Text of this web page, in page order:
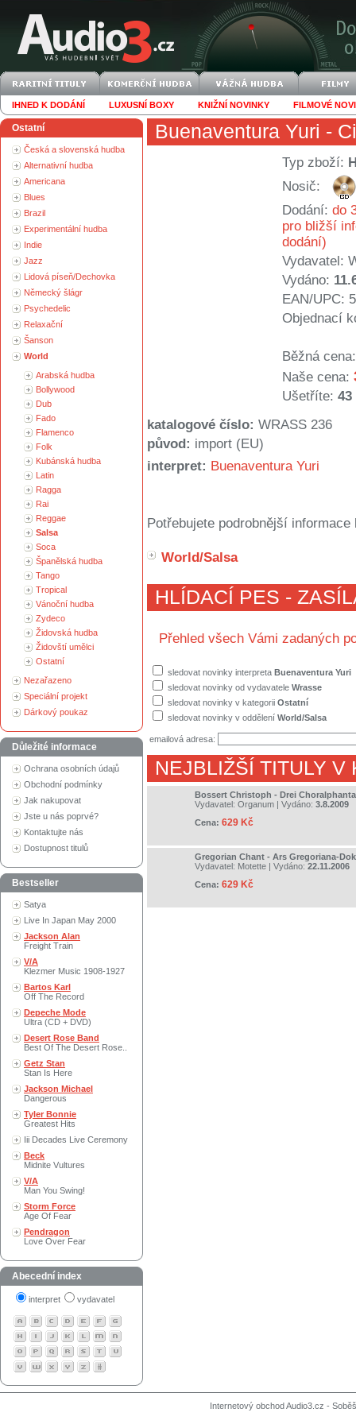
IHNED K DODÁNÍ LUXUSNÍ BOXY KNIŽNÍ NOVINKY FILMOVÉ
Ostatní
Česká a slovenská hudba
Alternativní hudba
Americana
Blues
Brazil
Experimentální hudba
Indie
Jazz
Lidová píseň/Dechovka
Německý šlágr
Psychedelic
Relaxační
Šanson
World
Arabská hudba
Bollywood
Dub
Fado
Flamenco
Folk
Kubánská hudba
Latin
Ragga
Rai
Reggae
Salsa
Soca
Španělská hudba
Tango
Tropical
Vánoční hudba
Zydeco
Židovská hudba
Židovští umělci
Ostatní
Nezařazeno
Speciální projekt
Dárkový poukaz
Důležité informace
Ochrana osobních údajů
Obchodní podmínky
Jak nakupovat
Jste u nás poprvé?
Kontaktujte nás
Dostupnost titulů
Bestseller
Satya
Live In Japan May 2000
Jackson Alan
Freight Train
V/A
Klezmer Music 1908-1927
Bartos Karl
Off The Record
Depeche Mode
Ultra (CD + DVD)
Desert Rose Band
Best Of The Desert Rose..
Getz Stan
Stan Is Here
Jackson Michael
Dangerous
Tyler Bonnie
Greatest Hits
Iii Decades Live Ceremony
Beck
Midnite Vultures
V/A
Man You Swing!
Storm Force
Age Of Fear
Pendragon
Love Over Fear
Abecední index
interpret vydavatel
Buenaventura Yuri -
Typ zboží:
Nosič:
Dodání: do
pro bližší
dodání)
Vydavatel:
Vydáno:
EAN/UPC:
Objednací
Běžná cena:
Naše cena:
Ušetříte: 43
katalogové číslo: WRASS 236
původ: import (EU)
interpret: Buenaventura Yuri
Potřebujete podrobnější
World/Salsa
HLÍDACÍ PES -
Přehled všech Vámi zadaných
sledovat novinky interpreta Buenaventura Yuri
sledovat novinky od vydavatele Wrasse
sledovat novinky v kategorii Ostatní
sledovat novinky v oddělení World/Salsa
emailová adresa:
NEJBLIŽŠÍ TITULY V
Bossert Christoph - Drei
Vydavatel: Organum | Vydáno: 3.8.2009
Cena: 629 Kč
Gregorian Chant - Ars Gregoriana-
Vydavatel: Motette | Vydáno: 22.11.2006
Cena: 629 Kč
Internetový obchod Audio3.cz -